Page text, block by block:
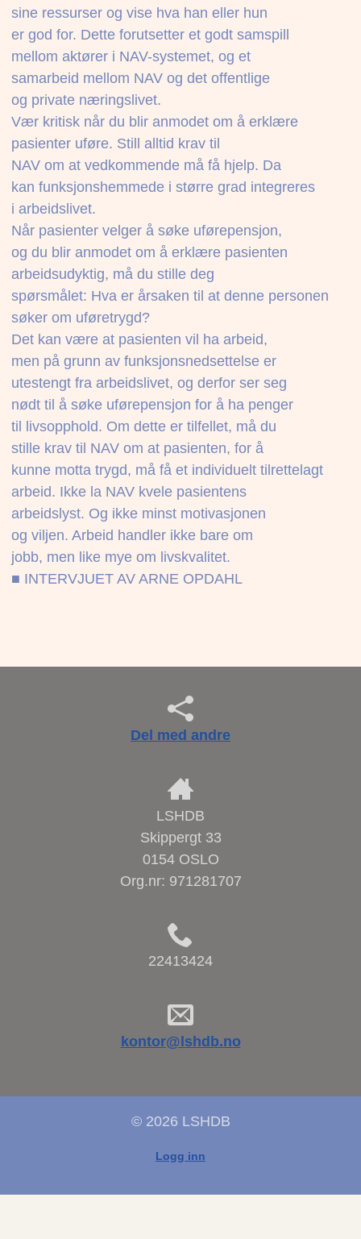
sine ressurser og vise hva han eller hun
er god for. Dette forutsetter et godt samspill
mellom aktører i NAV-systemet, og et
samarbeid mellom NAV og det offentlige
og private næringslivet.
Vær kritisk når du blir anmodet om å erklære
pasienter uføre. Still alltid krav til
NAV om at vedkommende må få hjelp. Da
kan funksjonshemmede i større grad integreres
i arbeidslivet.
Når pasienter velger å søke uførepensjon,
og du blir anmodet om å erklære pasienten
arbeidsudyktig, må du stille deg
spørsmålet: Hva er årsaken til at denne personen
søker om uføretrygd?
Det kan være at pasienten vil ha arbeid,
men på grunn av funksjonsnedsettelse er
utestengt fra arbeidslivet, og derfor ser seg
nødt til å søke uførepensjon for å ha penger
til livsopphold. Om dette er tilfellet, må du
stille krav til NAV om at pasienten, for å
kunne motta trygd, må få et individuelt tilrettelagt
arbeid. Ikke la NAV kvele pasientens
arbeidslyst. Og ikke minst motivasjonen
og viljen. Arbeid handler ikke bare om
jobb, men like mye om livskvalitet.
■ INTERVJUET AV ARNE OPDAHL
Del med andre
LSHDB
Skippergt 33
0154 OSLO
Org.nr: 971281707
22413424
kontor@lshdb.no
© 2026 LSHDB
Logg inn